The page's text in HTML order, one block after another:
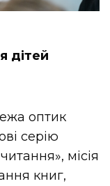
дітей
оптик
серію
місія
книг,